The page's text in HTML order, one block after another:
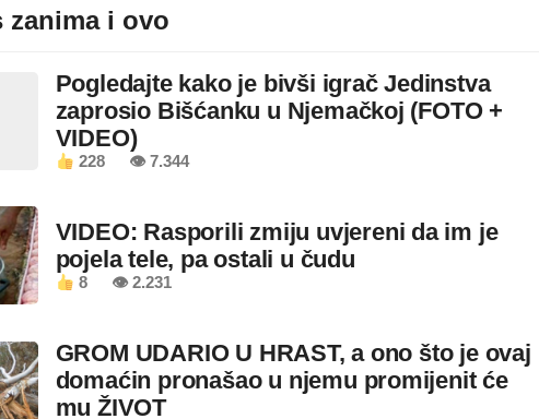
zanima i ovo
Pogledajte kako je bivši igrač Jedinstva
zaprosio Bišćanku u Njemačkoj (FOTO +
VIDEO)
228 👁 7.344
VIDEO: Rasporili zmiju uvjereni da im je
pojela tele, pa ostali u čudu
8 👁 2.231
GROM UDARIO U HRAST, a ono što je ovaj
domaćin pronašao u njemu promijenit će
mu ŽIVOT